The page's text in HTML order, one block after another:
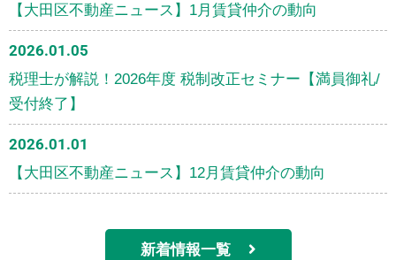
【大田区不動産ニュース】1月賃貸仲介の動向
2026.01.05
税理士が解説！2026年度 税制改正セミナー【満員御礼/
受付終了】
2026.01.01
【大田区不動産ニュース】12月賃貸仲介の動向
新着情報一覧